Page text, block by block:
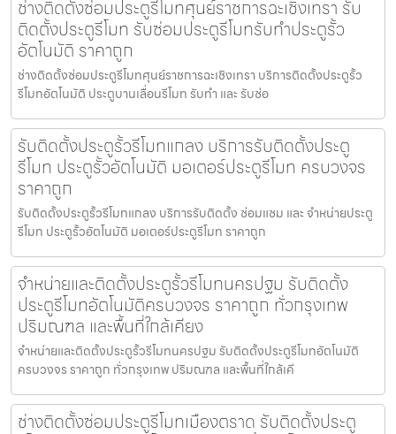
ช่างติดตั้งซ่อมประตูรีโมทศุนย์ราชการฉะเชิงเทรา รับ
ติดตั้งประตูรีโมท รับซ่อมประตูรีโมทรับทำประตูรั้ว
อัตโนมัติ ราคาถูก
ช่างติดตั้งซ่อมประตูรีโมทศุนย์ราชการฉะเชิงเทรา บริการติดตั้งประตูรั้ว
รีโมทอัตโนมัติ ประตูบานเลื่อนรีโมท รับทำ และ รับซ่อ
รับติดตั้งประตูรั้วรีโมทแกลง บริการรับติดตั้งประตู
รีโมท ประตูรั้วอัตโนมัติ มอเตอร์ประตูรีโมท ครบวงจร
ราคาถูก
รับติดตั้งประตูรั้วรีโมทแกลง บริการรับติดตั้ง ซ่อมแซม และ จำหน่ายประตู
รีโมท ประตูรั้วอัตโนมัติ มอเตอร์ประตูรีโมท ราคาถูก
จำหน่ายและติดตั้งประตูรั้วรีโมทนครปฐม รับติดตั้ง
ประตูรีโมทอัตโนมัติครบวงจร ราคาถูก ทั่วกรุงเทพ
ปริมณฑล และพื้นที่ใกล้เคียง
จำหน่ายและติดตั้งประตูรั้วรีโมทนครปฐม รับติดตั้งประตูรีโมทอัตโนมัติ
ครบวงจร ราคาถูก ทั่วกรุงเทพ ปริมณฑล และพื้นที่ใกล้เคี
ช่างติดตั้งซ่อมประตูรีโมทเมืองตราด รับติดตั้งประตู